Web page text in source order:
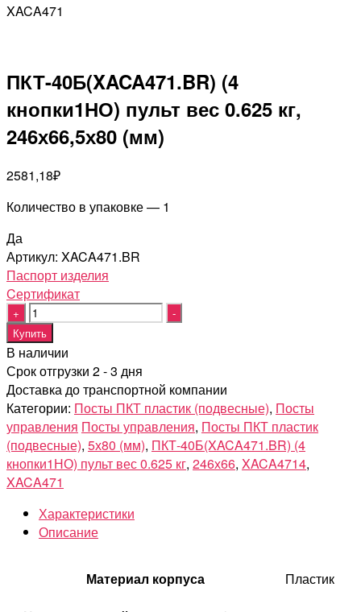
XACA471
ПКТ-40Б(XACA471.BR) (4
кнопки1НО) пульт вес 0.625 кг,
246х66,5х80 (мм)
2581,18₽
Количество в упаковке — 1
Да
Артикул: XACA471.BR
Паспорт изделия
Cертификат
Quantity
Купить
В наличии
Срок отгрузки 2 - 3 дня
Доставка до транспортной компании
Категории: Посты ПКТ пластик (подвесные), Посты
управления Посты управления, Посты ПКТ пластик
(подвесные), 5х80 (мм), ПКТ-40Б(XACA471.BR) (4
кнопки1НО) пульт вес 0.625 кг, 246х66, XACA4714,
XACA471
Характеристики
Описание
Материал корпуса Пластик